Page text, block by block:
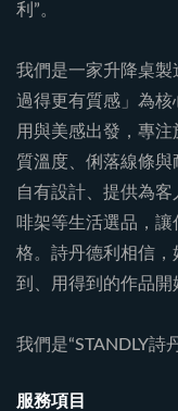
利”。
我們是一家升降桌
過得更有質感」為
用與美感出發，專
質溫度、俐落線條
自有設計、提供為
啡架等生活選品，
格。詩丹德利相信
到、用得到的作品開
我們是“STANDLY詩
服務項目